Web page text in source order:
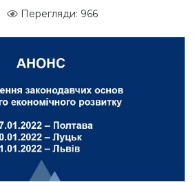
Перегляди: 966